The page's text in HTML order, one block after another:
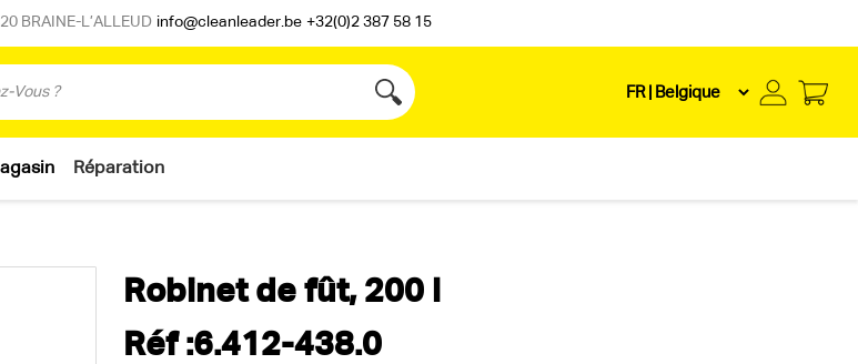
BRAINE-L’ALLEUD info@cleanleader.be +32(0)2 387 58 15
Robinet de fût, 200 l
Réf :6.412-438.0
Réparation